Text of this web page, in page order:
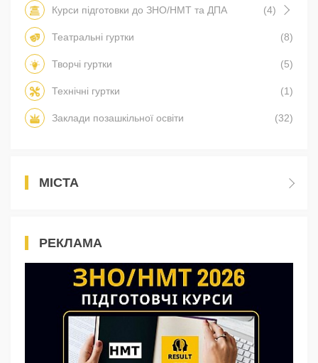
Курси підготовки до ЗНО/НМТ та ДПА (4)
Театральні гуртки (8)
Творчі гуртки (5)
Технічні гуртки (1)
Заклади позашкільної освіти (32)
МІСТА
РЕКЛАМА